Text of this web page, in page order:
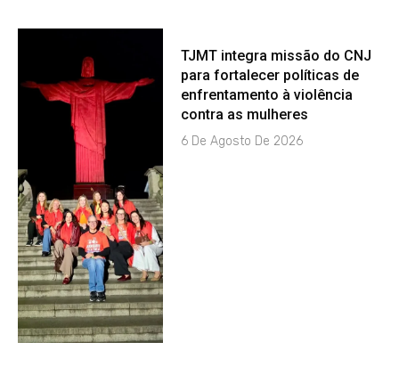
TJMT integra missão do CNJ
para fortalecer políticas de
enfrentamento à violência
contra as mulheres
6 De Agosto De 2026